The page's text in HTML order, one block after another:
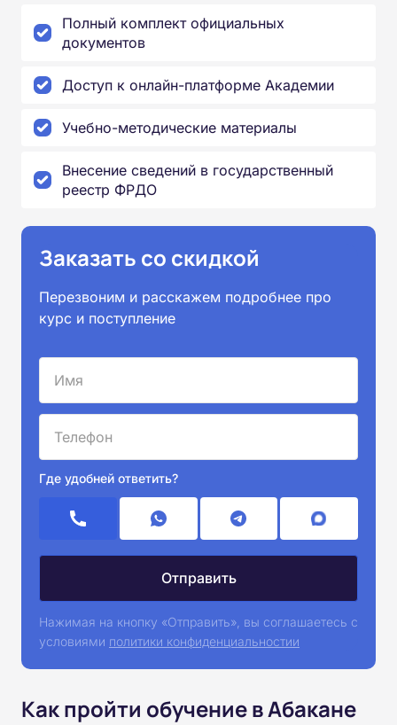
Полный комплект официальных
документов
Доступ к онлайн-платформе Академии
Учебно-методические материалы
Внесение сведений в государственный
реестр ФРДО
Заказать со скидкой
Перезвоним и расскажем подробнее про
курс и поступление
Где удобней ответить?
Нажимая на кнопку «Отправить», вы соглашаетесь с
условиями политики конфиденциальностии
Как пройти обучение в Абакане